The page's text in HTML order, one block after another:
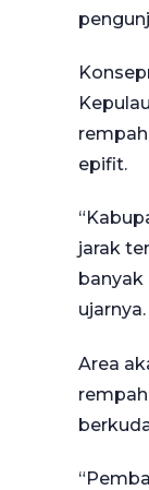
epifit.
jarak
ujarnya.
Area